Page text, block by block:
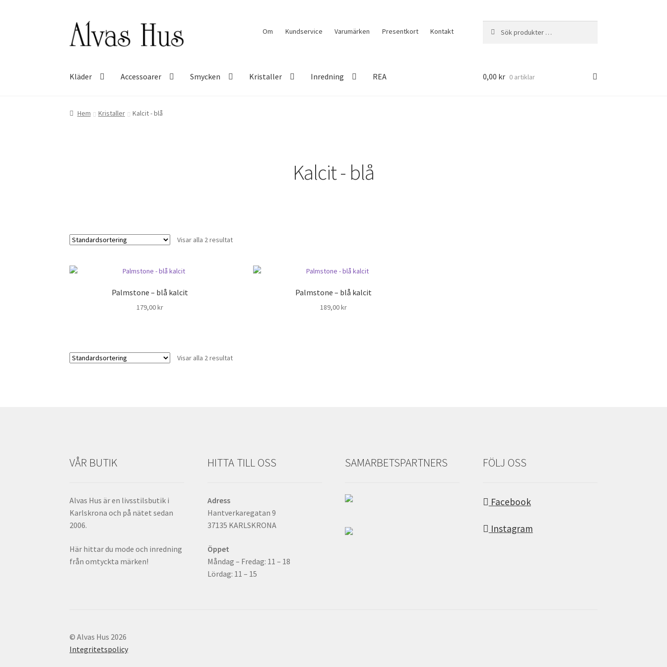
Hoppa
till
Hoppa
till
Om Kundservice Varumärken Presentkort Kontakt
efter:
Kläder Accessoarer Smycken Kristaller Inredning REA 0,00 kr 0 artiklar
Hem Kristaller Kalcit - blå
Kalcit - blå
Visar alla 2 resultat
Palmstone – blå kalcit
179,00kr
Palmstone – blå kalcit
189,00kr
Visar alla 2 resultat
VÅR BUTIK
Alvas Hus är en livsstilsbutik i
Karlskrona och på nätet sedan
2006.
Här hittar du mode och inredning
från omtyckta märken!
HITTA TILL OSS
Adress
Hantverkaregatan 9
37135 KARLSKRONA
Öppet
Måndag – Fredag: 11 – 18
Lördag: 11 – 15
SAMARBETSPARTNERS FÖLJ OSS
Facebook
Instagram
© Alvas Hus 2026
Integritetspolicy